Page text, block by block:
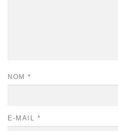
NOM *
E-MAIL *